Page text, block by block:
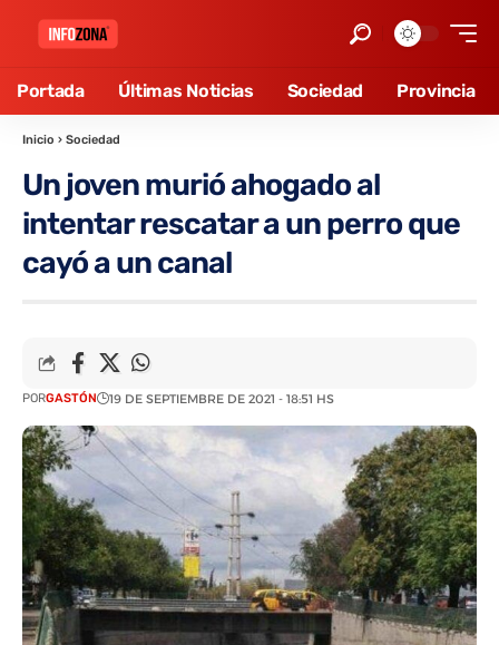
Portada Últimas Noticias Sociedad Provincia
Inicio › Sociedad
Un joven murió ahogado al
intentar rescatar a un perro que
cayó a un canal
PORGASTÓN 19 DE SEPTIEMBRE DE 2021 - 18:51 HS